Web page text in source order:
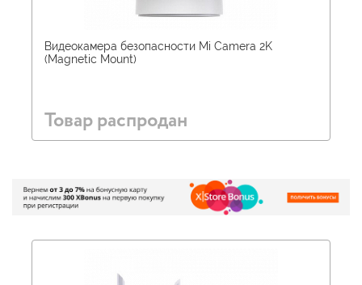
Видеокамера безопасности Mi Camera 2K
(Magnetic Mount)
Товар распродан